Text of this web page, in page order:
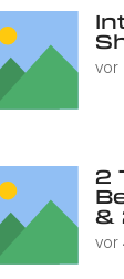
vor
2
&
vor